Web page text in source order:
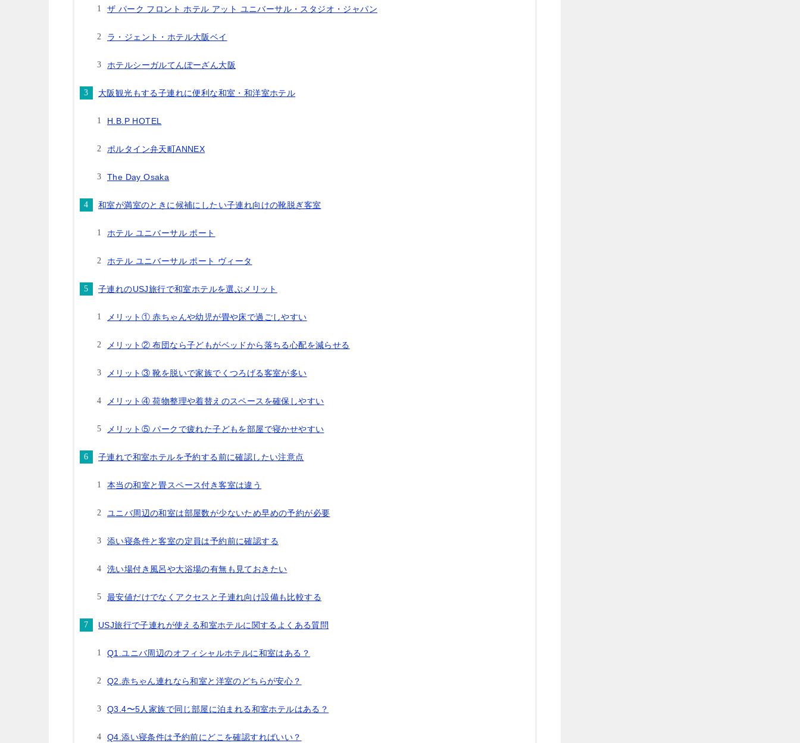
ザ パーク フロント ホテル アット ユニバーサル・スタジオ・ジャパン
ラ・ジェント・ホテル大阪ベイ
ホテルシーガルてんぽーざん大阪
大阪観光もする子連れに便利な和室・和洋室ホテル
H.B.P HOTEL
ポルタイン弁天町ANNEX
The Day Osaka
和室が満室のときに候補にしたい子連れ向けの靴脱ぎ客室
ホテル ユニバーサル ポート
ホテル ユニバーサル ポート ヴィータ
子連れのUSJ旅行で和室ホテルを選ぶメリット
メリット① 赤ちゃんや幼児が畳や床で過ごしやすい
メリット② 布団なら子どもがベッドから落ちる心配を減らせる
メリット③ 靴を脱いで家族でくつろげる客室が多い
メリット④ 荷物整理や着替えのスペースを確保しやすい
メリット⑤ パークで疲れた子どもを部屋で寝かせやすい
子連れで和室ホテルを予約する前に確認したい注意点
本当の和室と畳スペース付き客室は違う
ユニバ周辺の和室は部屋数が少ないため早めの予約が必要
添い寝条件と客室の定員は予約前に確認する
洗い場付き風呂や大浴場の有無も見ておきたい
最安値だけでなくアクセスと子連れ向け設備も比較する
USJ旅行で子連れが使える和室ホテルに関するよくある質問
Q1.ユニバ周辺のオフィシャルホテルに和室はある？
Q2.赤ちゃん連れなら和室と洋室のどちらが安心？
Q3.4〜5人家族で同じ部屋に泊まれる和室ホテルはある？
Q4.添い寝条件は予約前にどこを確認すればいい？